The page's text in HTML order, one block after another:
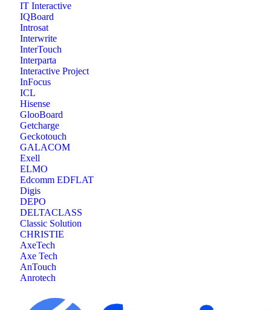
IT Interactive
IQBoard
Introsat
Interwrite
InterTouch
Interparta
Interactive Project
InFocus
ICL
Hisense
GlooBoard
Getcharge
Geckotouch
GALACOM
Exell
ELMO
Edcomm EDFLAT
Digis
DEPO
DELTACLASS
Classic Solution
CHRISTIE
AxeTech
Axe Tech
AnTouch
Anrotech